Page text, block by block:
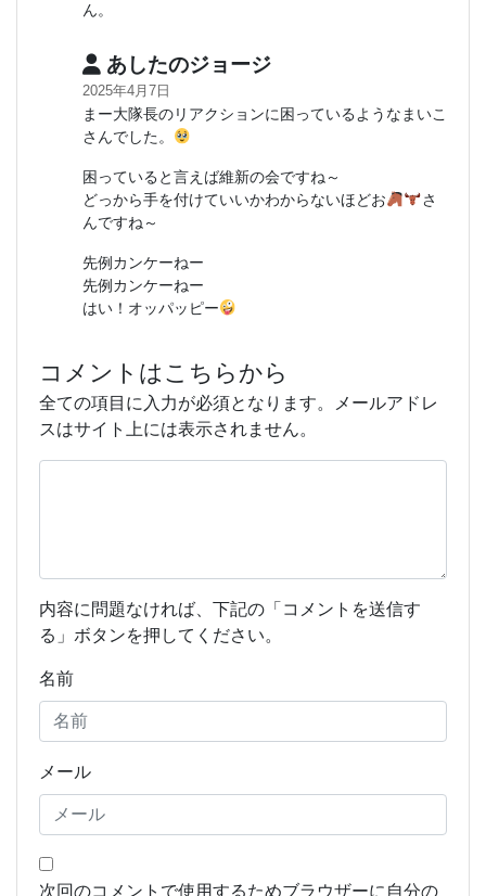
ん。
あしたのジョージ
2025年4月7日
まー大隊長のリアクションに困っているようなまいこ
さんでした。
困っていると言えば維新の会ですね～
どっから手を付けていいかわからないほどお
さ
んですね～
先例カンケーねー
先例カンケーねー
はい！オッパッピー
コメントはこちらから
全ての項目に入力が必須となります。メールアドレ
スはサイト上には表示されません。
内容に問題なければ、下記の「コメントを送信す
る」ボタンを押してください。
名前
メール
次回のコメントで使用するためブラウザーに自分の